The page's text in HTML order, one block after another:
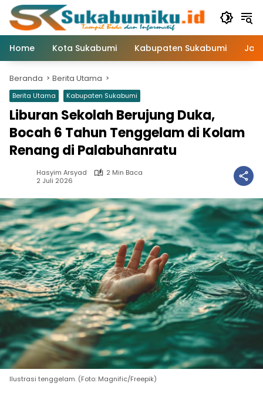
Langsung
konten
Home
Kota Sukabumi Kabupaten Sukabumi
Beranda Berita Utama
Berita Utama Kabupaten Sukabumi
Liburan Sekolah Berujung Duka,
Bocah 6 Tahun Tenggelam di Kolam
Renang di Palabuhanratu
Hasyim Arsyad
2 Min Baca
2 Juli 2026
Ilustrasi tenggelam. (Foto: Magnific/Freepik)